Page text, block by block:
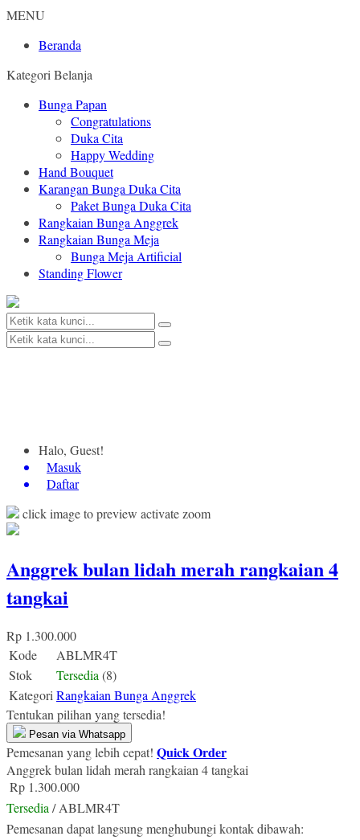
MENU
Beranda
Kategori Belanja
Bunga Papan
Congratulations
Duka Cita
Happy Wedding
Hand Bouquet
Karangan Bunga Duka Cita
Paket Bunga Duka Cita
Rangkaian Bunga Anggrek
Rangkaian Bunga Meja
Bunga Meja Artificial
Standing Flower
Halo, Guest!
Masuk
Daftar
click image to preview activate zoom
Anggrek bulan lidah merah rangkaian 4
tangkai
Rp 1.300.000
Kode
ABLMR4T
Stok
Tersedia (8)
Kategori Rangkaian Bunga Anggrek
Tentukan pilihan yang tersedia!
Pesan via Whatsapp
Pemesanan yang lebih cepat! Quick Order
Anggrek bulan lidah merah rangkaian 4 tangkai
Rp 1.300.000
Tersedia / ABLMR4T
Pemesanan dapat langsung menghubungi kontak dibawah: